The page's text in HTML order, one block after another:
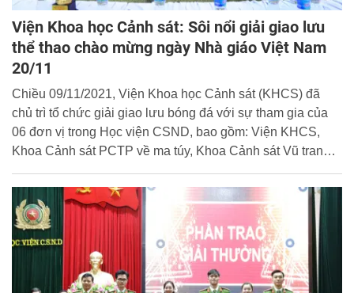
Viện Khoa học Cảnh sát: Sôi nổi giải giao lưu
thể thao chào mừng ngày Nhà giáo Việt Nam
20/11
Chiều 09/11/2021, Viện Khoa học Cảnh sát (KHCS) đã
chủ trì tổ chức giải giao lưu bóng đá với sự tham gia của
06 đơn vị trong Học viện CSND, bao gồm: Viện KHCS,
Khoa Cảnh sát PCTP về ma túy, Khoa Cảnh sát Vũ trang,
Luật và Phòng Quản lý đào tạo và Bồi dưỡng nâng cao.